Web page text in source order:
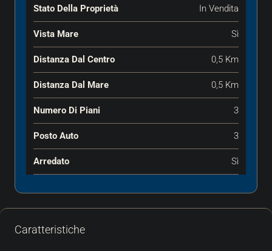
Stato Della Proprietà In Vendita
Vista Mare Sì
Distanza Dal Centro 0,5 Km
Distanza Dal Mare 0,5 Km
Numero Di Piani 3
Posto Auto 3
Arredato Sì
Caratteristiche